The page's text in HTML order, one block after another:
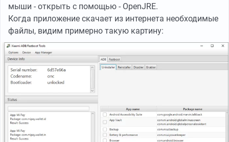
мыши - открыть с помощью - OpenJRE.
Когда приложение скачает из интернета необходимые
файлы, видим примерно такую картину: